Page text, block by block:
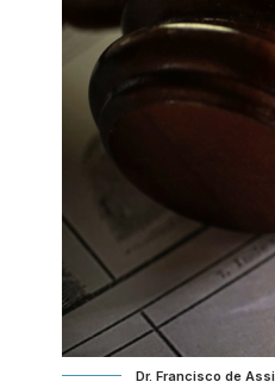
Dr. Francisco de